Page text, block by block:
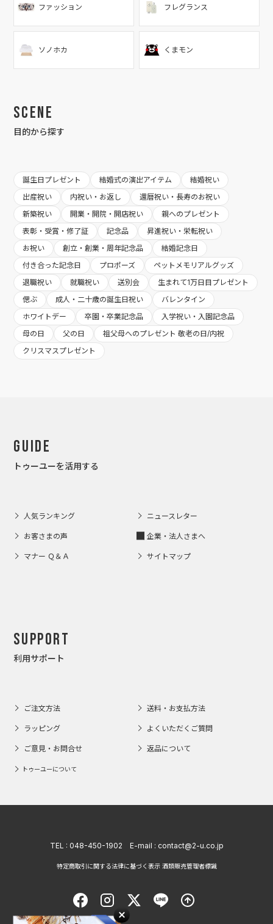
ファッション フレグランス
ソノホカ くまモン
Scene
目的から探す
誕生日プレゼント 結婚式の演出アイテム
結婚祝い
出産祝い
内祝い・お返し
還暦祝い・長寿のお祝い
新築祝い
開業・開院・開店祝い
親へのプレゼント
表彰・受賞・修了証
記念品
昇進祝い・栄転祝い
お祝い
創立・創業・周年記念品
結婚記念日
付き合った記念日
プロポーズ
ペットメモリアルグッズ
退職祝い
就職祝い 送別会
生まれて1万日目プレゼント
偲ぶ
成人・二十歳の誕生日祝い
バレンタイン
ホワイトデー
卒園・卒業記念品
入学祝い・入園記念品
母の日
父の日
祖父母へのプレゼント 敬老の日/内祝
クリスマスプレゼント
Guide
トゥーユーを活用する
人気ランキング ニュースレター
お客さまの声 企業・法人さまへ
マナー Ｑ＆Ａ サイトマップ
Support
利用サポート
ご注文方法 送料・お支払方法
ラッピング よくいただくご質問
ご意見・お問合せ 返品について
トゥーユーについて
TEL : 048-450-1902 E-mail : contact@2-u.co.jp
特定商取引に関する法律に基づく表示 酒類販売管理者標識